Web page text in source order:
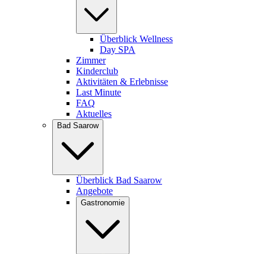
Überblick Wellness
Day SPA
Zimmer
Kinderclub
Aktivitäten & Erlebnisse
Last Minute
FAQ
Aktuelles
Bad Saarow
Überblick Bad Saarow
Angebote
Gastronomie